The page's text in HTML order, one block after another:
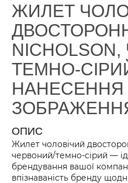
ЖИЛЕТ
ТЕМНО-
НАНЕСЕННЯ
ОПИС
Жилет чоловічий
червоний/темно-сірий —
брендування вашої
впізнаваність бренду